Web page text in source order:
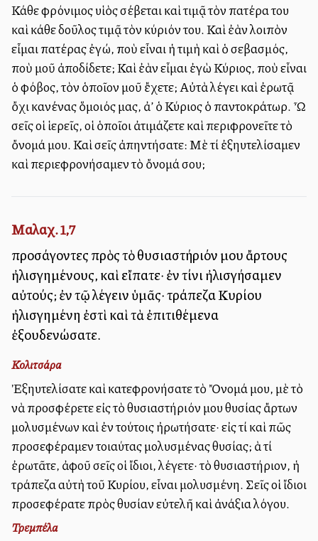
Κάθε φρόνιμος υἱὸς σέβεται καὶ τιμᾷ τὸν πατέρα του
καὶ κάθε δοῦλος τιμᾷ τὸν κύριόν του. Καὶ ἐὰν λοιπὸν
εἶμαι πατέρας ἐγώ, ποὺ εἶναι ἡ τιμὴ καὶ ὁ σεβασμός,
ποὺ μοῦ ἀποδίδετε; Καὶ ἐὰν εἶμαι ἐγὼ Κύριος, ποὺ εἶναι
ὁ φόβος, τὸν ὁποῖον μοῦ ἔχετε; Αὐτὰ λέγει καὶ ἐρωτᾷ
ὄχι κανένας ὅμοιός μας, ἀλλ’ ὁ Κύριος ὁ παντοκράτωρ. Ὦ
σεῖς οἱ ἱερεῖς, οἱ ὁποῖοι ἀτιμάζετε καὶ περιφρονεῖτε τὸ
ὄνομά μου. Καὶ σεῖς ἀπηντήσατε: Μὲ τί ἐξηυτελίσαμεν
καὶ περιεφρονήσαμεν τὸ ὄνομά σου;
Μαλαχ. 1,7
προσάγοντες πρὸς τὸ θυσιαστήριόν μου ἄρτους
ἠλισγημένους, καὶ εἴπατε· ἐν τίνι ἠλισγήσαμεν
αὐτούς; ἐν τῷ λέγειν ὑμᾶς· τράπεζα Κυρίου
ἠλισγημένη ἐστὶ καὶ τὰ ἐπιτιθέμενα
ἐξουδενώσατε.
Κολιτσάρα
Ἐξηυτελίσατε καὶ κατεφρονήσατε τὸ Ὄνομά μου, μὲ τὸ
νὰ προσφέρετε εἰς τὸ θυσιαστήριόν μου θυσίας ἄρτων
μολυσμένων καὶ ἐν τούτοις ἠρωτήσατε· εἰς τί καὶ πῶς
προσεφέραμεν τοιαύτας μολυσμένας θυσίας; Ἀλλὰ τί
ἐρωτᾶτε, ἀφοῦ σεῖς οἱ ἴδιοι, λέγετε· τὸ θυσιαστήριον, ἡ
τράπεζα αὐτὴ τοῦ Κυρίου, εἶναι μολυσμένη. Σεῖς οἱ ἴδιοι
προσεφέρατε πρὸς θυσίαν εὐτελῆ καὶ ἀνάξια λόγου.
Τρεμπέλα